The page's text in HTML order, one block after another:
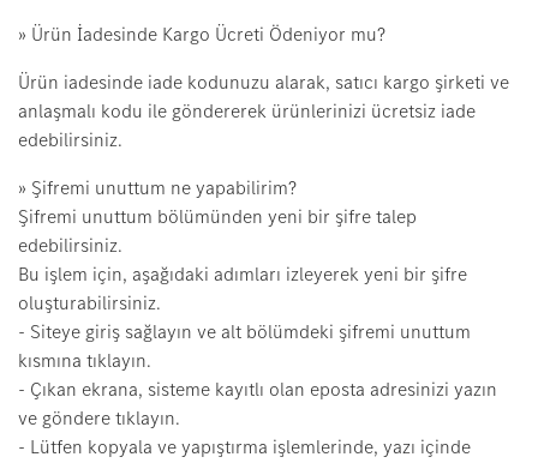
» Ürün İadesinde Kargo Ücreti Ödeniyor mu?
Ürün iadesinde iade kodunuzu alarak, satıcı kargo şirketi ve
anlaşmalı kodu ile göndererek ürünlerinizi ücretsiz iade
edebilirsiniz.
» Şifremi unuttum ne yapabilirim?
Şifremi unuttum bölümünden yeni bir şifre talep
edebilirsiniz.
Bu işlem için, aşağıdaki adımları izleyerek yeni bir şifre
oluşturabilirsiniz.
- Siteye giriş sağlayın ve alt bölümdeki şifremi unuttum
kısmına tıklayın.
- Çıkan ekrana, sisteme kayıtlı olan eposta adresinizi yazın
ve göndere tıklayın.
- Lütfen kopyala ve yapıştırma işlemlerinde, yazı içinde